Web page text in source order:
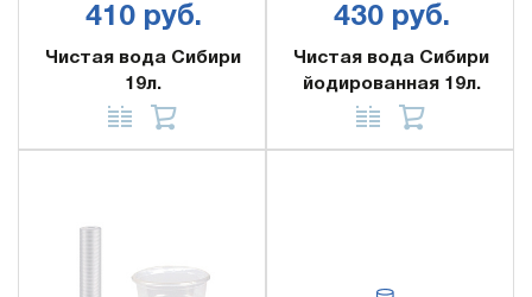
410 руб.
Чистая вода Сибири
19л.
430 руб.
Чистая вода Сибири
йодированная 19л.